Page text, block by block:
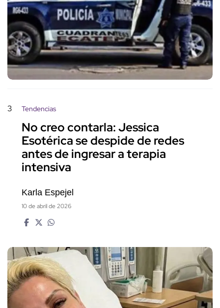
3 Tendencias
No creo contarla: Jessica
Esotérica se despide de redes
antes de ingresar a terapia
intensiva
Karla Espejel
10 de abril de 2026